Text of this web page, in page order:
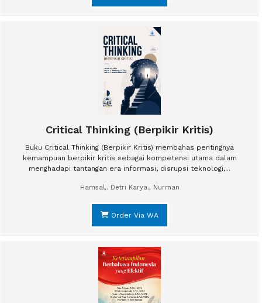
Critical Thinking (Berpikir Kritis)
Buku Critical Thinking (Berpikir Kritis) membahas pentingnya
kemampuan berpikir kritis sebagai kompetensi utama dalam
menghadapi tantangan era informasi, disrupsi teknologi,...
Hamsal,. Detri Karya., Nurman
Order Via WA